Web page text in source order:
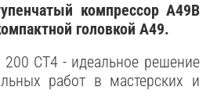
компрессор A49B
головкой А49.
CT4 - идеальное решение
работ в мастерских и